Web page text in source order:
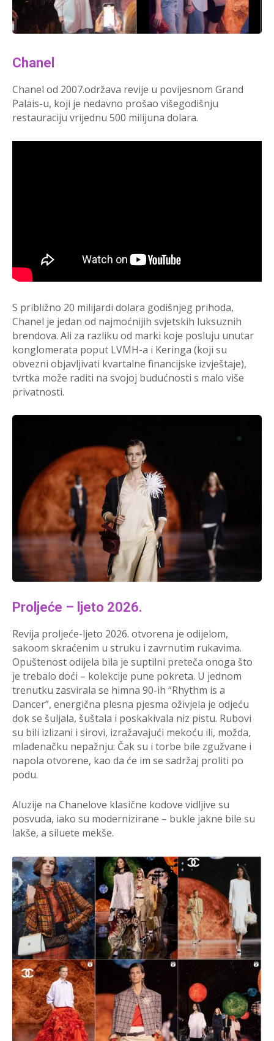
Chanel
Chanel od 2007.održava revije u povijesnom Grand
Palais-u, koji je nedavno prošao višegodišnju
restauraciju vrijednu 500 milijuna dolara.
S približno 20 milijardi dolara godišnjeg prihoda,
Chanel je jedan od najmoćnijih svjetskih luksuznih
brendova. Ali za razliku od marki koje posluju unutar
konglomerata poput LVMH-a i Keringa (koji su
obvezni objavljivati ​​kvartalne financijske izvještaje),
tvrtka može raditi na svojoj budućnosti s malo više
privatnosti.
Proljeće – ljeto 2026.
Revija proljeće-ljeto 2026. otvorena je odijelom,
sakoom skraćenim u struku i zavrnutim rukavima.
Opuštenost odijela bila je suptilni preteča onoga što
je trebalo doći – kolekcije pune pokreta. U jednom
trenutku zasvirala se himna 90-ih “Rhythm is a
Dancer”, energična plesna pjesma oživjela je odjeću
dok se šuljala, šuštala i poskakivala niz pistu. Rubovi
su bili izlizani i sirovi, izražavajući mekoću ili, možda,
mladenačku nepažnju: Čak su i torbe bile zgužvane i
napola otvorene, kao da će im se sadržaj proliti po
podu.
Aluzije na Chanelove klasične kodove vidljive su
posvuda, iako su modernizirane – bukle jakne bile su
lakše, a siluete mekše.